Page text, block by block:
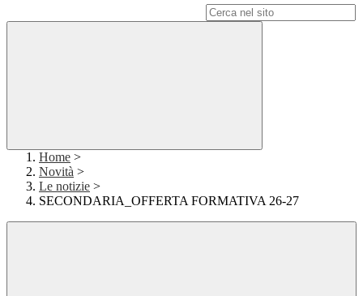
Home >
Novità >
Le notizie >
SECONDARIA_OFFERTA FORMATIVA 26-27